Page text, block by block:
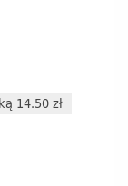
14.50 zł